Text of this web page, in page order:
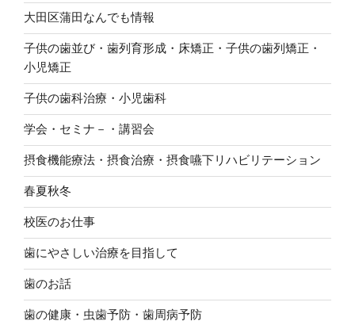
大田区蒲田なんでも情報
子供の歯並び・歯列育形成・床矯正・子供の歯列矯正・
小児矯正
子供の歯科治療・小児歯科
学会・セミナ－・講習会
摂食機能療法・摂食治療・摂食嚥下リハビリテーション
春夏秋冬
校医のお仕事
歯にやさしい治療を目指して
歯のお話
歯の健康・虫歯予防・歯周病予防